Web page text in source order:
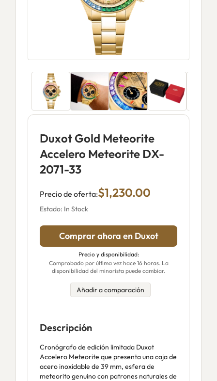
Duxot Gold Meteorite
Accelero Meteorite DX-
2071-33
Precio de oferta:$1,230.00
Estado: In Stock
Comprar ahora en Duxot
Precio y disponibilidad:
Comprobado por última vez hace 16 horas. La
disponibilidad del minorista puede cambiar.
Añadir a comparación
Descripción
Cronógrafo de edición limitada Duxot
Accelero Meteorite que presenta una caja de
acero inoxidable de 39 mm, esfera de
meteorito genuino con patrones naturales de